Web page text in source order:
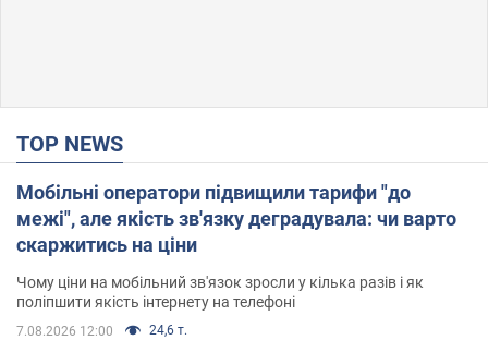
TOP NEWS
Мобільні оператори підвищили тарифи "до
межі", але якість зв'язку деградувала: чи варто
скаржитись на ціни
Чому ціни на мобільний зв'язок зросли у кілька разів і як
поліпшити якість інтернету на телефоні
7.08.2026 12:00 24,6 т.